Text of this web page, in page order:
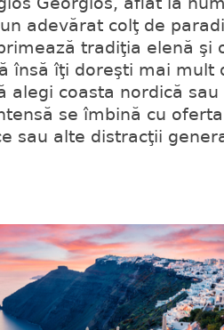
adevărat colţ de
tradiţia elenă şi
însă îţi doreşti mai mult
alegi coasta nordică
se îmbină cu
sau alte distracţii